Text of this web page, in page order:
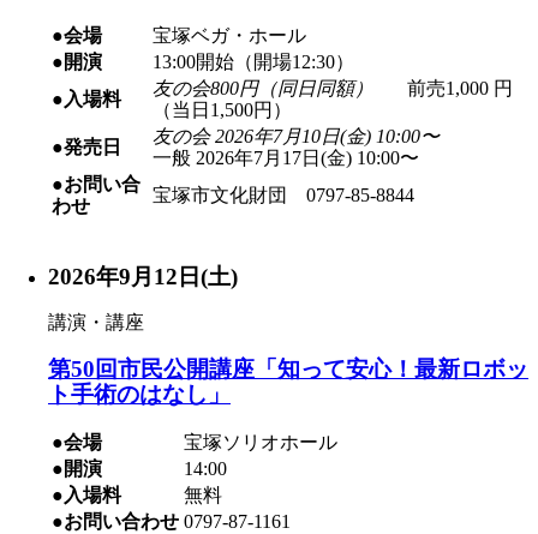
●会場
宝塚ベガ・ホール
●開演
13:00開始（開場12:30）
●入場料
友の会800円（同日同額）
前売1,000 円
（当日1,500円）
●発売日
友の会 2026年7月10日(金) 10:00〜
一般 2026年7月17日(金) 10:00〜
●お問い合
わせ
宝塚市文化財団 0797-85-8844
2026年9月12日(土)
講演・講座
第50回市民公開講座「知って安心！最新ロボッ
ト手術のはなし」
●会場
宝塚ソリオホール
●開演
14:00
●入場料
無料
●お問い合わせ 0797-87-1161